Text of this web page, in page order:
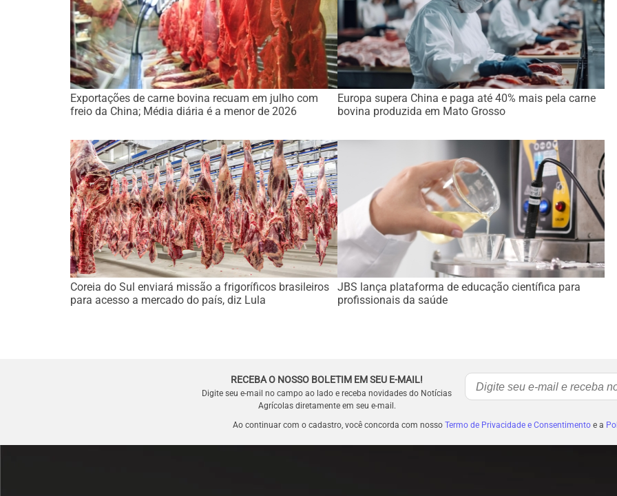
Exportações de carne bovina recuam em julho com
freio da China; Média diária é a menor de 2026
Europa supera China e paga até 40% mais pela carne
bovina produzida em Mato Grosso
Coreia do Sul enviará missão a frigoríficos brasileiros
para acesso a mercado do país, diz Lula
JBS lança plataforma de educação científica para
profissionais da saúde
RECEBA O NOSSO BOLETIM EM SEU E-MAIL!
Digite seu e-mail no campo ao lado e receba novidades do Notícias
Agrícolas diretamente em seu e-mail.
Ao continuar com o cadastro, você concorda com nosso Termo de Privacidade e Consentimentoe a